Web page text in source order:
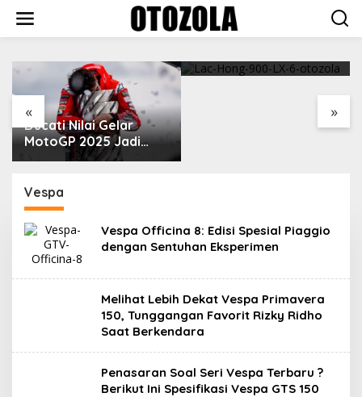
content
« »
Ducati Nilai Gelar
MotoGP 2025 Jadi
Cara Marc Marquez
VinFast Perkenalkan
dengan Fitur Anti
Vespa
Vespa Officina 8: Edisi Spesial Piaggio
dengan Sentuhan Eksperimen
Melihat Lebih Dekat Vespa Primavera
150, Tunggangan Favorit Rizky Ridho
Saat Berkendara
Penasaran Soal Seri Vespa Terbaru ?
Berikut Ini Spesifikasi Vespa GTS 150